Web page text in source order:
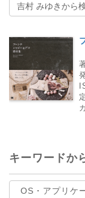
吉村 みゆきから
キーワードか
OS・アプリケ